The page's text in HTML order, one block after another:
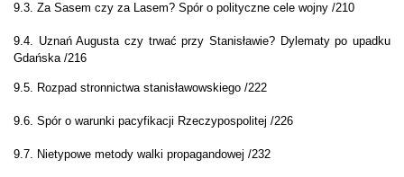
9.3. Za Sasem czy za Lasem? Spór o polityczne cele wojny /210
9.4. Uznań Augusta czy trwać przy Stanisławie? Dylematy po upadku
Gdańska /216
9.5. Rozpad stronnictwa stanisławowskiego /222
9.6. Spór o warunki pacyfikacji Rzeczypospolitej /226
9.7. Nietypowe metody walki propagandowej /232